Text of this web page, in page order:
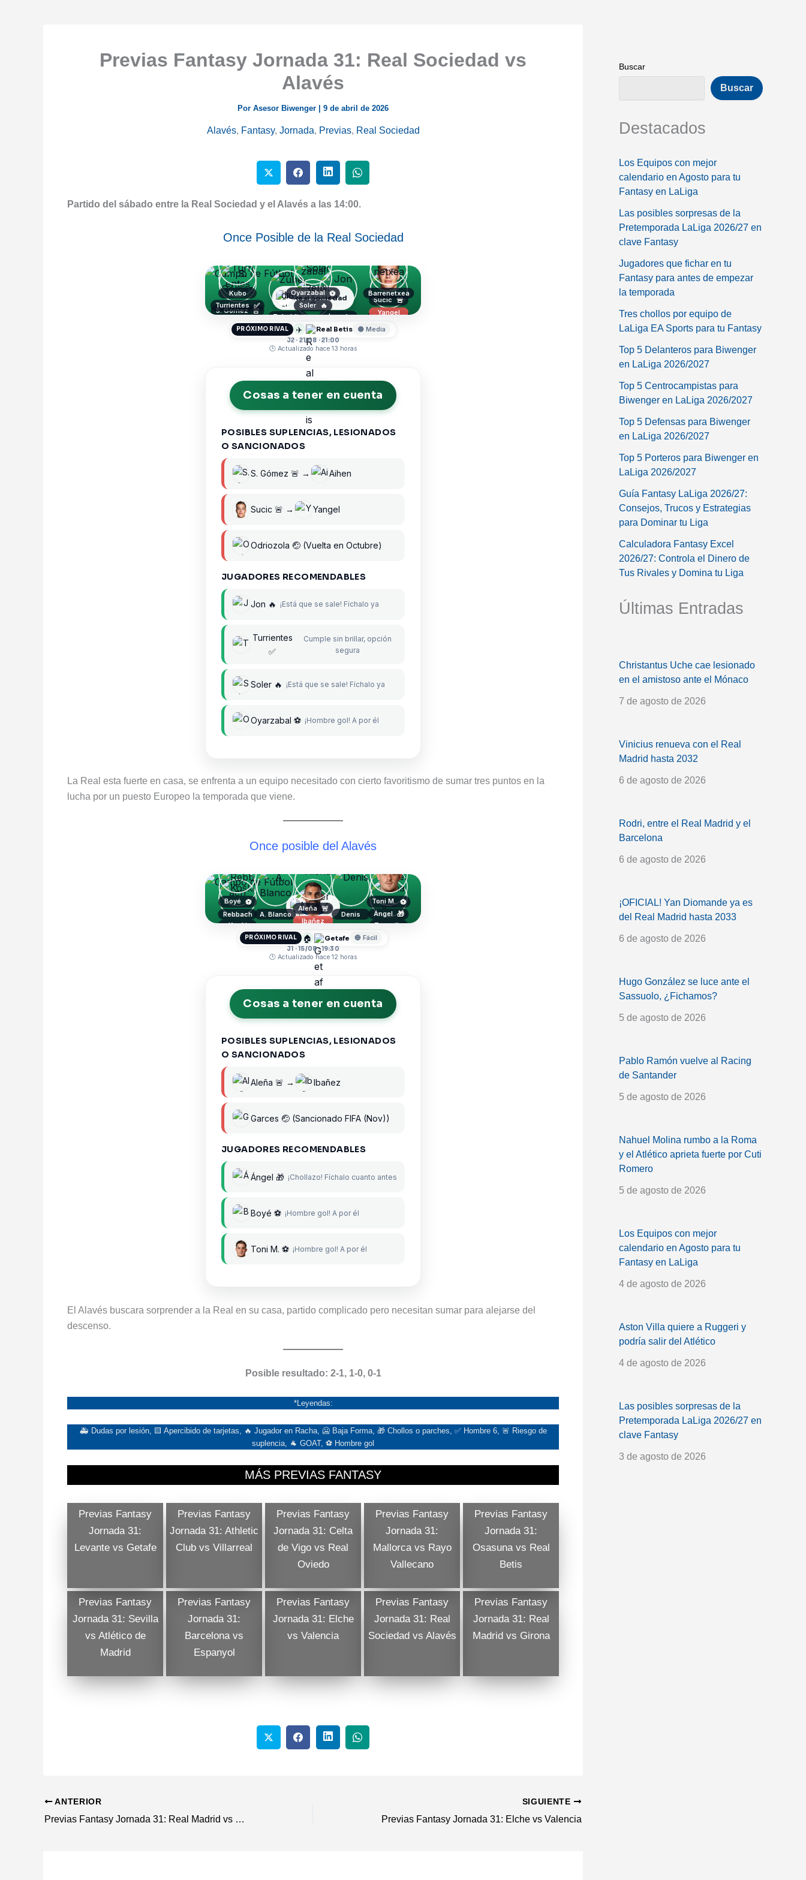
Previas Fantasy Jornada 31: Real Sociedad vs
Alavés
Por Asesor Biwenger 9 de abril de 2026
Alavés, Fantasy, Jornada, Previas, Real Sociedad
Partido del sábado entre la Real Sociedad y el Alavés a las 14:00.
Once Posible de la Real Sociedad
Remiro
S. Gómez 🚨
Aihen
Zubeldia Jon 🔥 Aramburu
Turrientes ✅ Soler 🔥
Sucic 🚨
Yangel
Kubo Oyarzabal ⚽ Barrenetxea
Real Sociedad
PRÓXIMO RIVAL ✈️ Real Betis 🟡 Media
J2 · 21/08 · 21:00
🕒 Actualizado hace 13 horas
Cosas a tener en cuenta
POSIBLES SUPLENCIAS, LESIONADOS
O SANCIONADOS
S. Gómez 🚨 → Aihen
Sucic 🚨 → Yangel
Odriozola 🤕 (Vuelta en Octubre)
JUGADORES RECOMENDABLES
Jon 🔥 ¡Está que se sale! Fíchalo ya
Turrientes
✅
Cumple sin brillar, opción
segura
Soler 🔥 ¡Está que se sale! Fíchalo ya
Oyarzabal ⚽ ¡Hombre gol! A por él
La Real esta fuerte en casa, se enfrenta a un equipo necesitado con cierto favoritismo de sumar tres puntos en la
lucha por un puesto Europeo la temporada que viene.
Once posible del Alavés
Sivera
Koski Jonny Tenaglia
Rebbach A. Blanco
Aleña 🚨
Ibañez
Denis Ángel 🎁
Boyé ⚽ Toni M. ⚽
Alavés
PRÓXIMO RIVAL 🏠 Getafe 🔵 Fácil
J1 · 15/08 · 19:30
🕒 Actualizado hace 12 horas
Cosas a tener en cuenta
POSIBLES SUPLENCIAS, LESIONADOS
O SANCIONADOS
Aleña 🚨 → Ibañez
Garces 🤕 (Sancionado FIFA (Nov))
JUGADORES RECOMENDABLES
Ángel 🎁 ¡Chollazo! Fíchalo cuanto antes
Boyé ⚽ ¡Hombre gol! A por él
Toni M. ⚽ ¡Hombre gol! A por él
El Alavés buscara sorprender a la Real en su casa, partido complicado pero necesitan sumar para alejarse del
descenso.
Posible resultado: 2-1, 1-0, 0-1
*Leyendas:
🚑 Dudas por lesión, 🟨 Apercibido de tarjetas, 🔥 Jugador en Racha, 🥶 Baja Forma, 🎁 Chollos o parches, ✅ Hombre 6, 🚨 Riesgo de
suplencia, 🐐 GOAT, ⚽ Hombre gol
MÁS PREVIAS FANTASY
Previas Fantasy
Jornada 31:
Levante vs Getafe
Previas Fantasy
Jornada 31: Athletic
Club vs Villarreal
Previas Fantasy
Jornada 31: Celta
de Vigo vs Real
Oviedo
Previas Fantasy
Jornada 31:
Mallorca vs Rayo
Vallecano
Previas Fantasy
Jornada 31:
Osasuna vs Real
Betis
Previas Fantasy
Jornada 31: Sevilla
vs Atlético de
Madrid
Previas Fantasy
Jornada 31:
Barcelona vs
Espanyol
Previas Fantasy
Jornada 31: Elche
vs Valencia
Previas Fantasy
Jornada 31: Real
Sociedad vs Alavés
Previas Fantasy
Jornada 31: Real
Madrid vs Girona
ANTERIOR
Previas Fantasy Jornada 31: Real Madrid vs Girona
SIGUIENTE
Previas Fantasy Jornada 31: Elche vs Valencia
Buscar
Buscar
Destacados
Los Equipos con mejor
calendario en Agosto para tu
Fantasy en LaLiga
Las posibles sorpresas de la
Pretemporada LaLiga 2026/27 en
clave Fantasy
Jugadores que fichar en tu
Fantasy para antes de empezar
la temporada
Tres chollos por equipo de
LaLiga EA Sports para tu Fantasy
Top 5 Delanteros para Biwenger
en LaLiga 2026/2027
Top 5 Centrocampistas para
Biwenger en LaLiga 2026/2027
Top 5 Defensas para Biwenger
en LaLiga 2026/2027
Top 5 Porteros para Biwenger en
LaLiga 2026/2027
Guía Fantasy LaLiga 2026/27:
Consejos, Trucos y Estrategias
para Dominar tu Liga
Calculadora Fantasy Excel
2026/27: Controla el Dinero de
Tus Rivales y Domina tu Liga
Últimas Entradas
Christantus Uche cae lesionado
en el amistoso ante el Mónaco
7 de agosto de 2026
Vinicius renueva con el Real
Madrid hasta 2032
6 de agosto de 2026
Rodri, entre el Real Madrid y el
Barcelona
6 de agosto de 2026
¡OFICIAL! Yan Diomande ya es
del Real Madrid hasta 2033
6 de agosto de 2026
Hugo González se luce ante el
Sassuolo, ¿Fichamos?
5 de agosto de 2026
Pablo Ramón vuelve al Racing
de Santander
5 de agosto de 2026
Nahuel Molina rumbo a la Roma
y el Atlético aprieta fuerte por Cuti
Romero
5 de agosto de 2026
Los Equipos con mejor
calendario en Agosto para tu
Fantasy en LaLiga
4 de agosto de 2026
Aston Villa quiere a Ruggeri y
podría salir del Atlético
4 de agosto de 2026
Las posibles sorpresas de la
Pretemporada LaLiga 2026/27 en
clave Fantasy
3 de agosto de 2026